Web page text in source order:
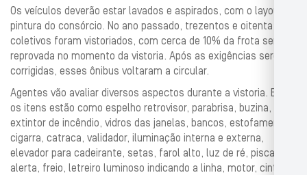
Os veículos deverão estar lavados e aspirados, com o layout de
pintura do consórcio. No ano passado, trezentos e oitenta
coletivos foram vistoriados, com cerca de 10% da frota sendo
reprovada no momento da vistoria. Após as exigências serem
corrigidas, esses ônibus voltaram a circular.
Agentes vão avaliar diversos aspectos durante a vistoria. Entre
os itens estão como espelho retrovisor, parabrisa, buzina,
extintor de incêndio, vidros das janelas, bancos, estofamento,
cigarra, catraca, validador, iluminação interna e externa,
elevador para cadeirante, setas, farol alto, luz de ré, pisca-
alerta, freio, letreiro luminoso indicando a linha, motor, cinto de